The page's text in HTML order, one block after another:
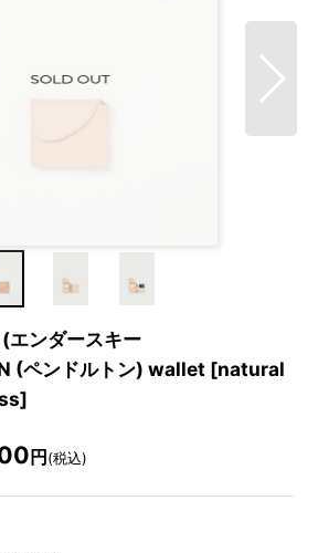
ンダースキー
(ペンドルトン) wallet [natural
円 (税込)